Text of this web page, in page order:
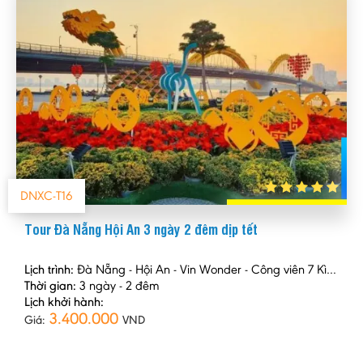
DNXC-T16
Tour Đà Nẵng Hội An 3 ngày 2 đêm dịp tết
Lịch trình: Đà Nẵng - Hội An - Vin Wonder - Công viên 7 Kì Quan
Thời gian: 3 ngày - 2 đêm
Lịch khởi hành:
Giá: 3.400.000 VND